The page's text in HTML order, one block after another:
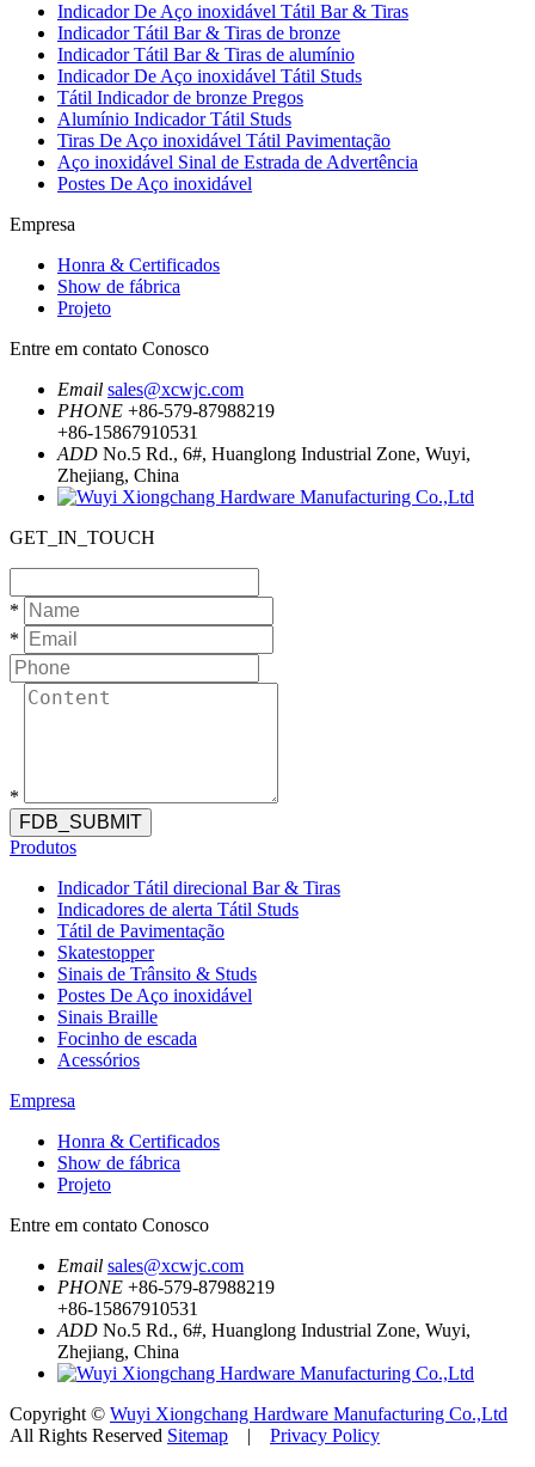
Indicador De Aço inoxidável Tátil Bar & Tiras
Indicador Tátil Bar & Tiras de bronze
Indicador Tátil Bar & Tiras de alumínio
Indicador De Aço inoxidável Tátil Studs
Tátil Indicador de bronze Pregos
Alumínio Indicador Tátil Studs
Tiras De Aço inoxidável Tátil Pavimentação
Aço inoxidável Sinal de Estrada de Advertência
Postes De Aço inoxidável
Empresa
Honra & Certificados
Show de fábrica
Projeto
Entre em contato Conosco
Email sales@xcwjc.com
PHONE +86-579-87988219
+86-15867910531
ADD No.5 Rd., 6#, Huanglong Industrial Zone, Wuyi,
Zhejiang, China
GET_IN_TOUCH
*
*
*
FDB_SUBMIT
Produtos
Indicador Tátil direcional Bar & Tiras
Indicadores de alerta Tátil Studs
Tátil de Pavimentação
Skatestopper
Sinais de Trânsito & Studs
Postes De Aço inoxidável
Sinais Braille
Focinho de escada
Acessórios
Empresa
Honra & Certificados
Show de fábrica
Projeto
Entre em contato Conosco
Email sales@xcwjc.com
PHONE +86-579-87988219
+86-15867910531
ADD No.5 Rd., 6#, Huanglong Industrial Zone, Wuyi,
Zhejiang, China
Copyright © Wuyi Xiongchang Hardware Manufacturing Co.,Ltd
All Rights Reserved Sitemap | Privacy Policy